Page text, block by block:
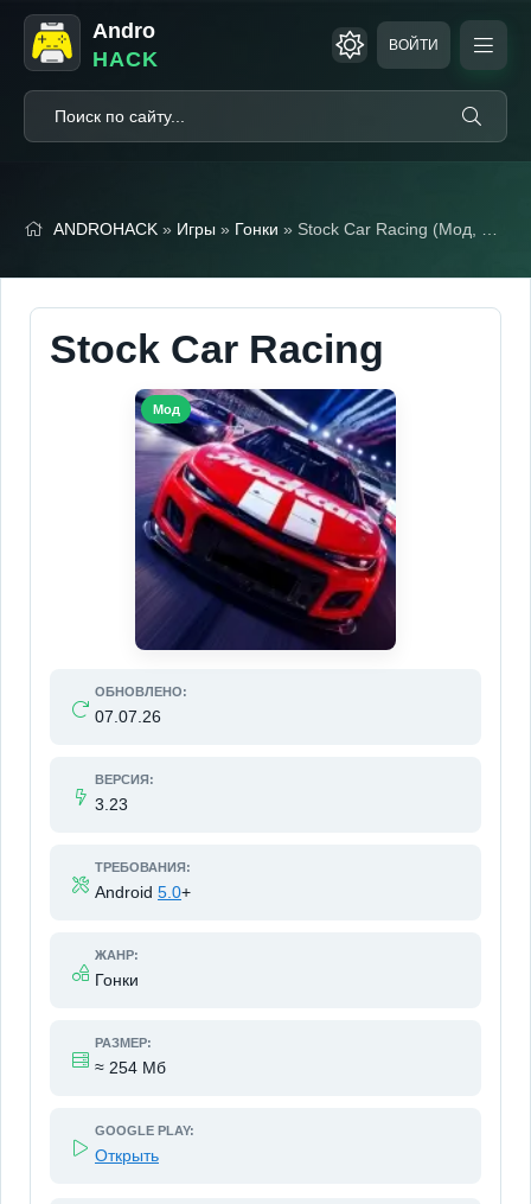
Andro
HACK
ВОЙТИ
ANDROHACK » Игры » Гонки » Stock Car Racing (Мод, Много денег)
Stock Car Racing
ОБНОВЛЕНО:
07.07.26
ВЕРСИЯ:
3.23
ТРЕБОВАНИЯ:
Android 5.0+
ЖАНР:
Гонки
РАЗМЕР:
≈ 254 Мб
GOOGLE PLAY:
Открыть
Мод